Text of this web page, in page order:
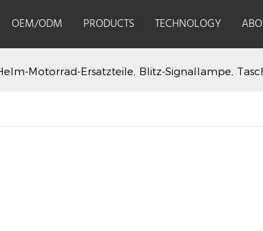
OEM/ODM PRODUCTS TECHNOLOGY
Motorrad-Ersatzteile, Blitz-Signallampe,